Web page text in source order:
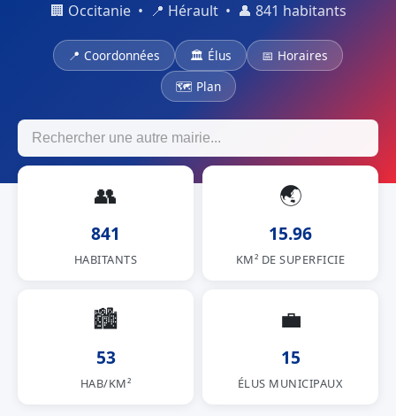
🏢 Occitanie • 📍 Hérault • 👤 841 habitants
📍 Coordonnées 🏛 Élus
📅 Horaires
🗺 Plan
👥
841
HABITANTS
🌏
15.96
KM² DE SUPERFICIE
🏙
53
HAB/KM²
💼
15
ÉLUS MUNICIPAUX